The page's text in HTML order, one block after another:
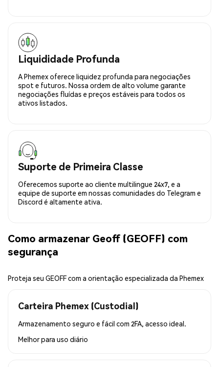
Liquididade Profunda
A Phemex oferece liquidez profunda para negociações
spot e futuros. Nossa ordem de alto volume garante
negociações fluídas e preços estáveis para todos os
ativos listados.
Suporte de Primeira Classe
Oferecemos suporte ao cliente multilingue 24x7, e a
equipe de suporte em nossas comunidades do Telegram e
Discord é altamente ativa.
Como armazenar Geoff (GEOFF) com
segurança
Proteja seu GEOFF com a orientação especializada da Phemex
Carteira Phemex (Custodial)
Armazenamento seguro e fácil com 2FA, acesso ideal.
Melhor para uso diário